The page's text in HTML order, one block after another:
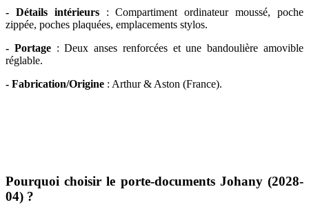
- Détails intérieurs: Compartiment ordinateur moussé, poche
zippée, poches plaquées, emplacements stylos.
- Portage: Deux anses renforcées et une bandoulière amovible
réglable.
- Fabrication/Origine : Arthur & Aston (France).
Pourquoi choisir le porte-documents Johany (2028-
04) ?